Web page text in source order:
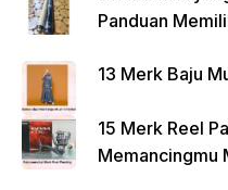
Panduan
13 Merk Baju
15 Merk Reel
Memancingmu